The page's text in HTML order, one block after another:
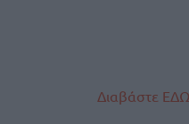
Διαβάστε